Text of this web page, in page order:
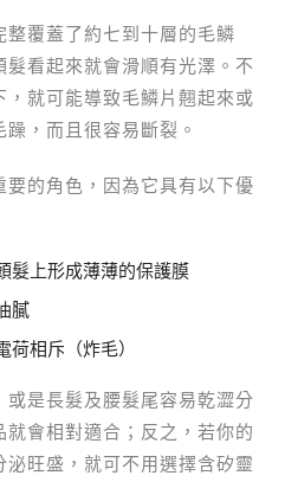
覆蓋了約七到十層的毛鱗
看起來就會滑順有光澤。不
就可能導致毛鱗片翹起來或
，而且很容易斷裂。
要的角色，因為它具有以下優
髮上形成薄薄的保護膜
膩
荷相斥（炸毛）
是長髮及腰髮尾容易乾澀分
會相對適合；反之，若你的
旺盛，就可不用選擇含矽靈